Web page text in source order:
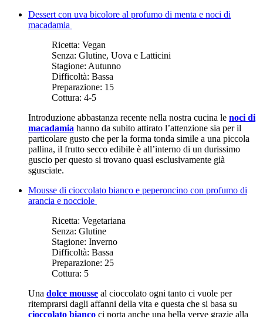
Dessert con uva bicolore al profumo di menta e noci di
macadamia
Ricetta: Vegan
Senza: Glutine, Uova e Latticini
Stagione: Autunno
Difficoltà: Bassa
Preparazione: 15
Cottura: 4-5
Introduzione abbastanza recente nella nostra cucina le noci di
macadamia hanno da subito attirato l’attenzione sia per il
particolare gusto che per la forma tonda simile a una piccola
pallina, il frutto secco edibile è all’interno di un durissimo
guscio per questo si trovano quasi esclusivamente già
sgusciate.
Mousse di cioccolato bianco e peperoncino con profumo di
arancia e nocciole
Ricetta: Vegetariana
Senza: Glutine
Stagione: Inverno
Difficoltà: Bassa
Preparazione: 25
Cottura: 5
Una dolce mousse al cioccolato ogni tanto ci vuole per
ritemprarsi dagli affanni della vita e questa che si basa su
cioccolato bianco ci porta anche una bella verve grazie alla